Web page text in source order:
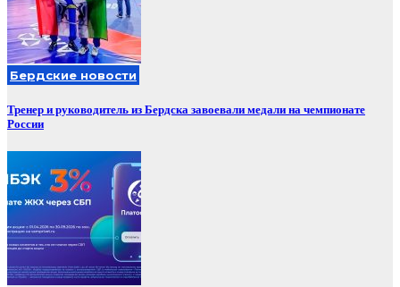
Бердские новости
Тренер и руководитель из Бердска завоевали медали на чемпионате
России